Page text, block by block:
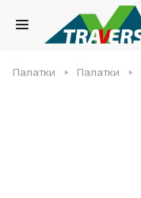
Палатки Палатки